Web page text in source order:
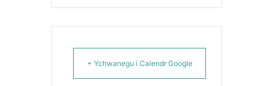
+ Ychwanegu i Calendr Google